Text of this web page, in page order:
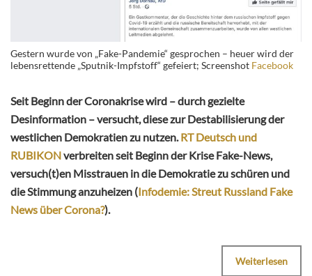
Gestern wurde von „Fake-Pandemie“ gesprochen – heuer wird der
lebensrettende „Sputnik-Impfstoff“ gefeiert; Screenshot Facebook
Seit Beginn der Coronakrise wird – durch gezielte
Desinformation – versucht, diese zur Destabilisierung der
westlichen Demokratien zu nutzen.RT Deutsch und
RUBIKONverbreiten seit Beginn der Krise Fake-News,
versuch(t)en Misstrauen in die Demokratie zu schüren und
die Stimmung anzuheizen (Infodemie: Streut Russland Fake
News über Corona?).
Weiterlesen